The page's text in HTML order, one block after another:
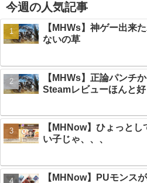
今週の人気記事
【MHWs】神ゲー出来
ないの草
【MHWs】正論パンチ
Steamレビューほんと好
【MHNow】ひょっと
い子じゃ、、、
【MHNow】PUモンス